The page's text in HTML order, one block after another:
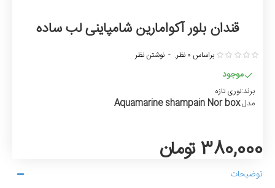
قندان بلور آکوامارین شامپاینی لب ساده
موجود
برند:نوری تازه
مدل:Aquamarine shampain Nor box
براساس 0 نظر. - نوشتن نظر
380,000 تومان
توضیحات